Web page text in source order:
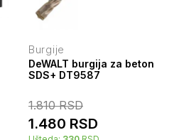
Burgije
DeWALT burgija za beton
SDS+ DT9587
1.810RSD
1.480 RSD